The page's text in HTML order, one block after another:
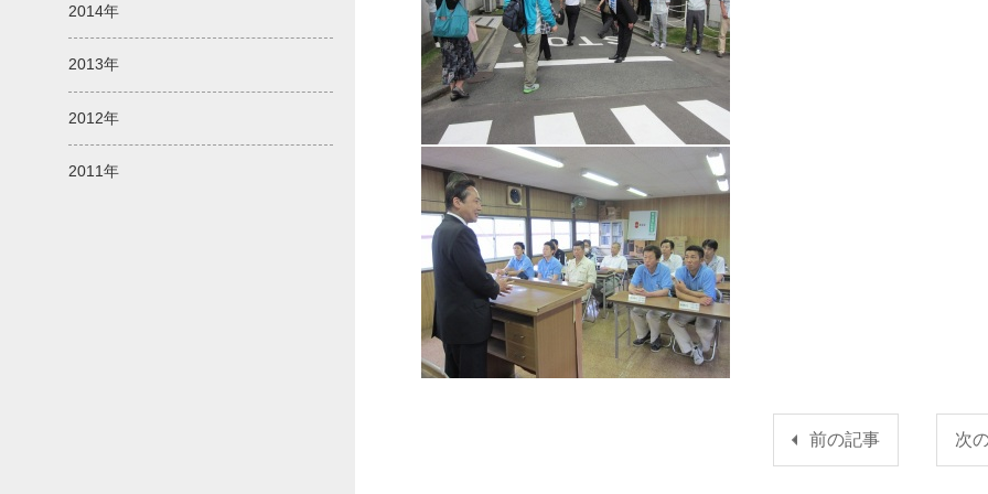
前の記事 次
2014年
2013年
2012年
2011年